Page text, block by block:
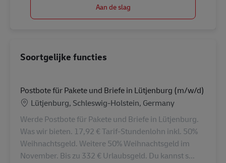
Aan de slag
Soortgelijke functies
Postbote für Pakete und Briefe in Lütjenburg (m/w/d)
LocatieLütjenburg, Schleswig-Holstein, Germany
Werde Postbote für Pakete und Briefe in Lütjenburg.
Was wir bieten. 17,92 € Tarif-Stundenlohn inkl. 50%
Weihnachtsgeld. Weitere 50% Weihnachtsgeld im
November. Bis zu 332 € Urlaubsgeld. Du kannst s...